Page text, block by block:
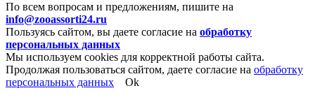
По всем вопросам и предложениям, пишите на
info@zooassorti24.ru
Пользуясь сайтом, вы даете согласие на обработку
персональных данных
Мы используем cookies для корректной работы сайта.
Продолжая пользоваться сайтом, даете согласие на обработку
персональных данных
Ok